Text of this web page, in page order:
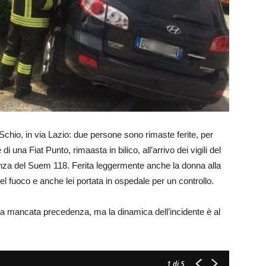
in via Lazio: due persone sono rimaste ferite, per
una Fiat Punto, rimaasta in bilico, all’arrivo dei vigili del
del Suem 118. Ferita leggermente anche la donna alla
fuoco e anche lei portata in ospedale per un controllo.
mancata precedenza, ma la dinamica dell’incidente è al